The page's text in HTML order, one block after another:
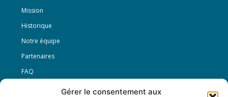
Gérer le consentement aux
Mission
Historique
Notre équipe
Partenaires
FAQ